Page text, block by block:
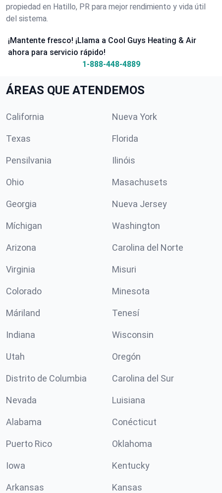
propiedad en Hatillo, PR para mejor rendimiento y vida útil
del sistema.
¡Mantente fresco! ¡Llama a Cool Guys Heating & Air
ahora para servicio rápido!
1-888-448-4889
ÁREAS QUE ATENDEMOS
California Nueva York
Texas Florida
Pensilvania Ilinóis
Ohio Masachusets
Georgia Nueva Jersey
Míchigan Washington
Arizona Carolina del Norte
Virginia Misuri
Colorado Minesota
Máriland Tenesí
Indiana Wisconsin
Utah Oregón
Distrito de Columbia Carolina del Sur
Nevada Luisiana
Alabama Conécticut
Puerto Rico Oklahoma
Iowa Kentucky
Arkansas Kansas